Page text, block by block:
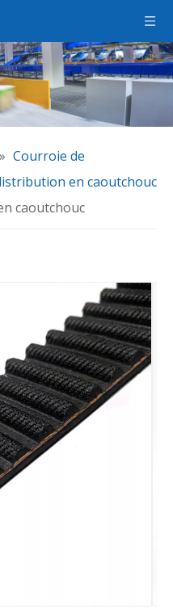
» Courroie de
en caoutchouc
caoutchouc